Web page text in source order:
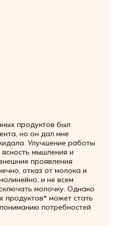
продуктов был
но он дал мне
Улучшение работы
мышления и
проявления
отказ от молока и
и не всем
молочку. Однако
продуктов* может стать
потребностей